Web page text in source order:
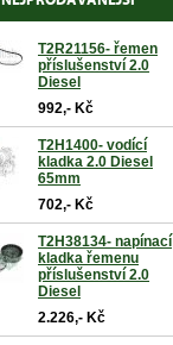
T2R21156- řemen
příslušenství 2.0
Diesel
992,- Kč
T2H1400- vodící
kladka 2.0 Diesel
65mm
702,- Kč
T2H38134- napínací
kladka řemenu
příslušenství 2.0
Diesel
2.226,- Kč